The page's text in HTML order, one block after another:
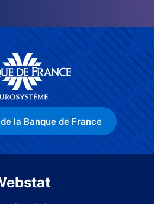
la Banque de France